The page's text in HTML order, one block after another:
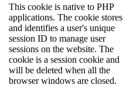
This cookie is native to PHP
applications. The cookie stores
and identifies a user's unique
session ID to manage user
sessions on the website. The
cookie is a session cookie and
will be deleted when all the
browser windows are closed.